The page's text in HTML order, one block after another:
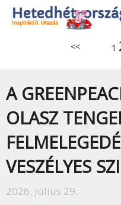
<< 1
A
OLASZ
VESZÉLYES
2026. július 29.